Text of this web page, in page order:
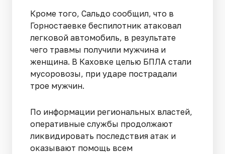
Кроме того, Сальдо сообщил, что в
Горностаевке беспилотник атаковал
легковой автомобиль, в результате
чего травмы получили мужчина и
женщина. В Каховке целью БПЛА стали
мусоровозы, при ударе пострадали
трое мужчин.
По информации региональных властей,
оперативные службы продолжают
ликвидировать последствия атак и
оказывают помощь всем